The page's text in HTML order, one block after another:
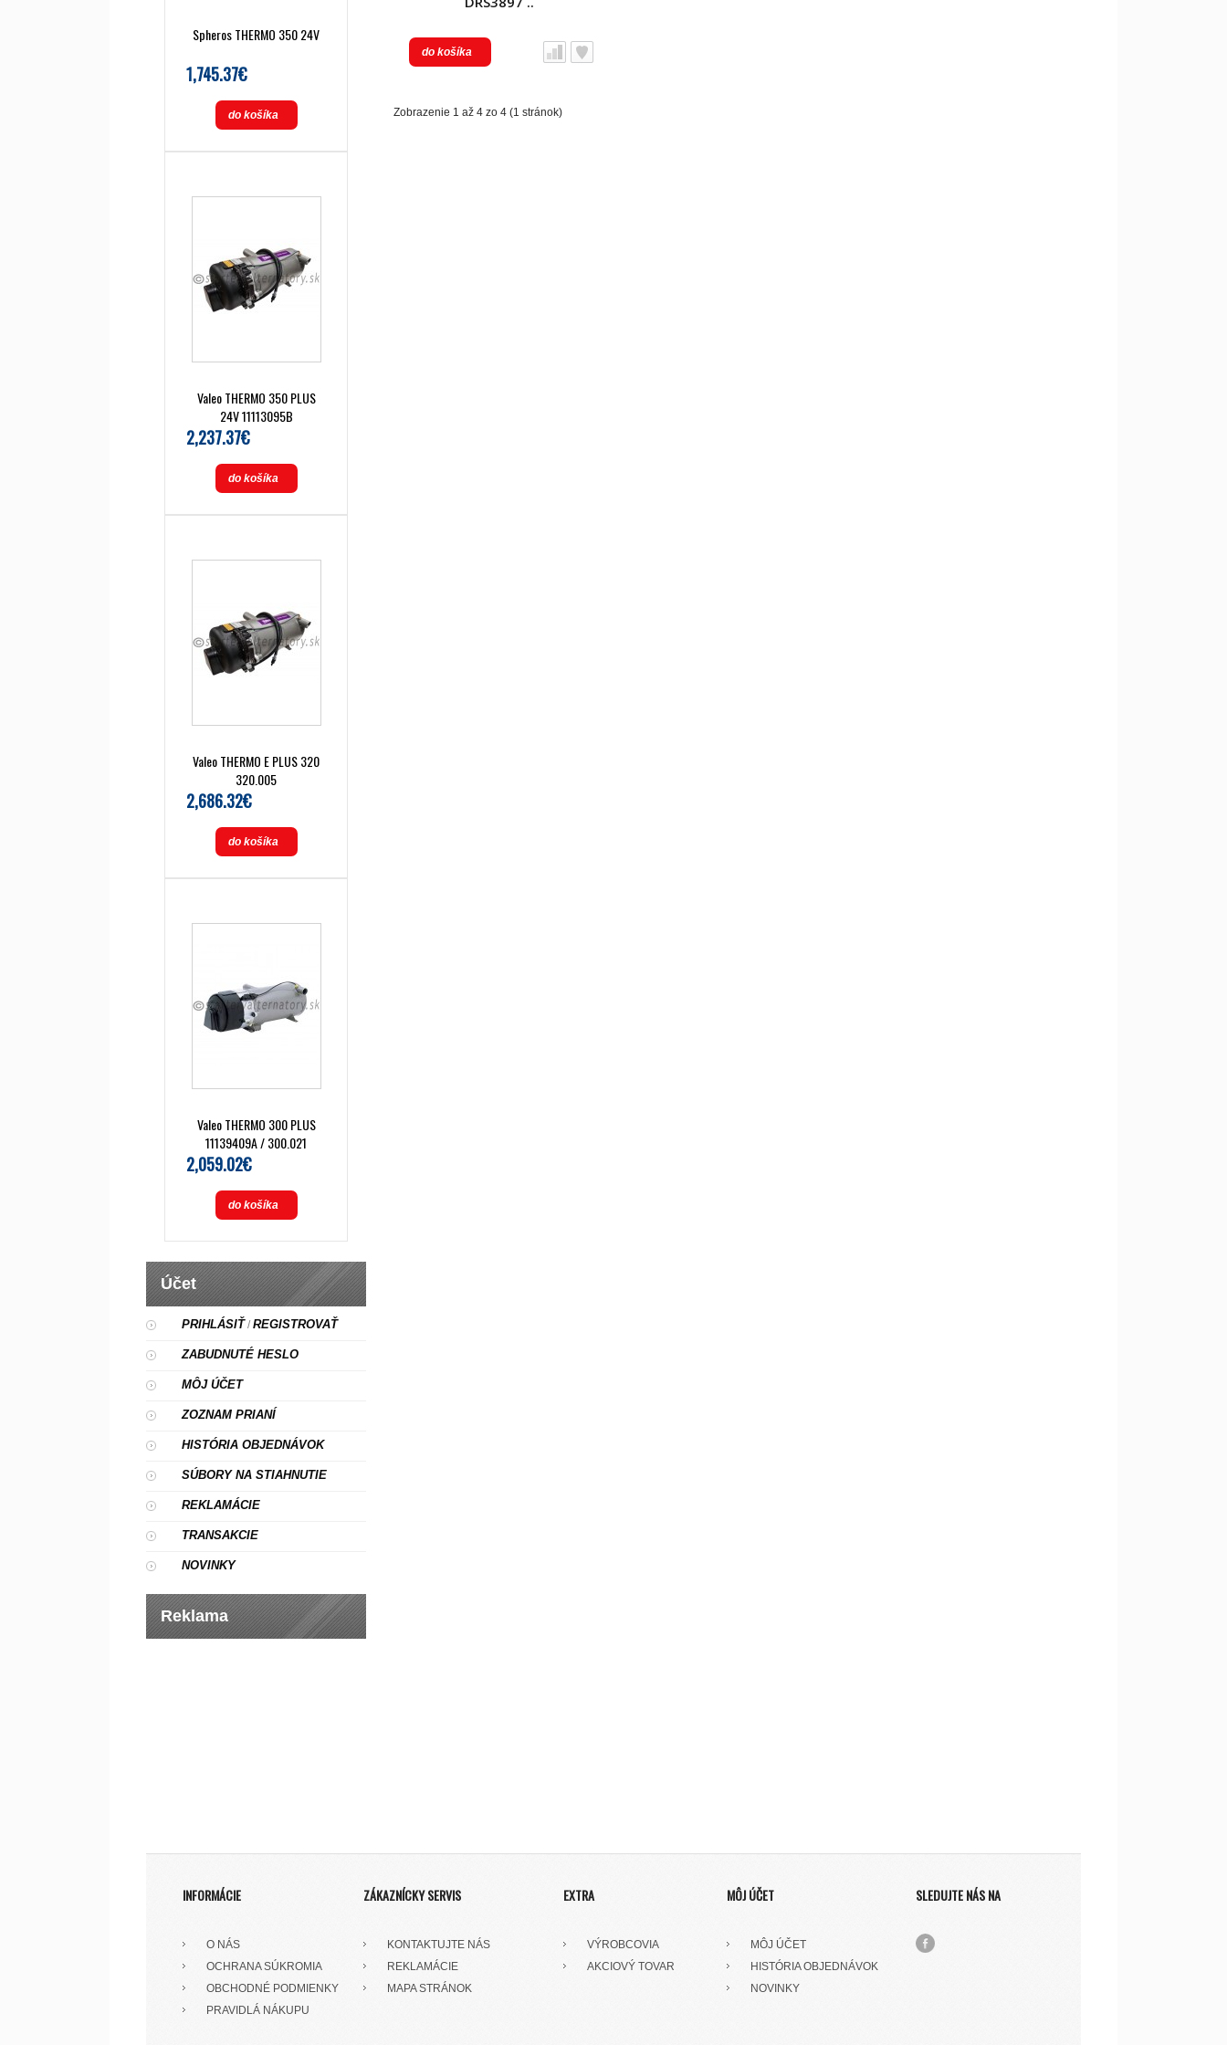
Spheros THERMO 350 24V
1,745.37€
do košíka
Valeo THERMO 350 PLUS
24V 11113095B
2,237.37€
do košíka
Valeo THERMO E PLUS 320
320.005
2,686.32€
do košíka
Valeo THERMO 300 PLUS
11139409A / 300.021
2,059.02€
do košíka
Účet
PRIHLÁSIŤ/REGISTROVAŤ
ZABUDNUTÉ HESLO
MÔJ ÚČET
ZOZNAM PRIANÍ
HISTÓRIA OBJEDNÁVOK
SÚBORY NA STIAHNUTIE
REKLAMÁCIE
TRANSAKCIE
NOVINKY
Reklama
do košíka
Zobrazenie 1 až 4 zo 4 (1 stránok)
INFORMÁCIE
O NÁS
OCHRANA SÚKROMIA
OBCHODNÉ PODMIENKY
PRAVIDLÁ NÁKUPU
ZÁKAZNÍCKY SERVIS
KONTAKTUJTE NÁS
REKLAMÁCIE
MAPA STRÁNOK
EXTRA
VÝROBCOVIA
AKCIOVÝ TOVAR
MÔJ ÚČET
MÔJ ÚČET
HISTÓRIA OBJEDNÁVOK
NOVINKY
SLEDUJTE NÁS NA